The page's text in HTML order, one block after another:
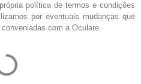
política de termos e condições
por eventuais mudanças que
com a Oculare.